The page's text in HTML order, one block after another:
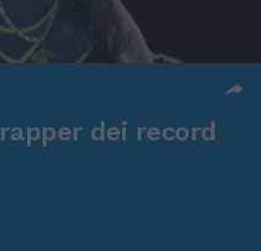
dei record